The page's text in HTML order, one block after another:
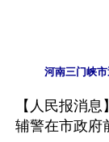
【人民报消
辅警在市政府